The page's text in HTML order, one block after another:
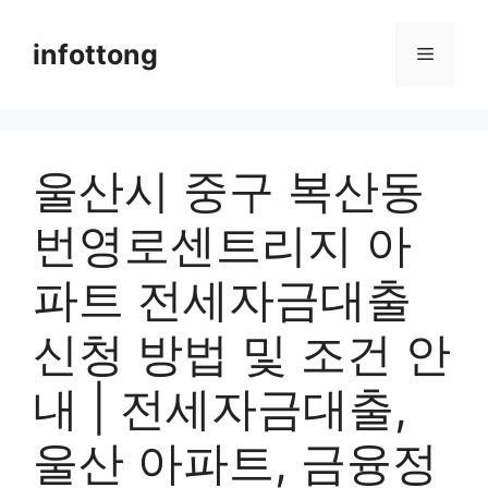
contentinfottong Menu
울산시 중구 복산동
번영로센트리지 아
파트 전세자금대출
신청 방법 및 조건 안
내 | 전세자금대출,
울산 아파트, 금융정